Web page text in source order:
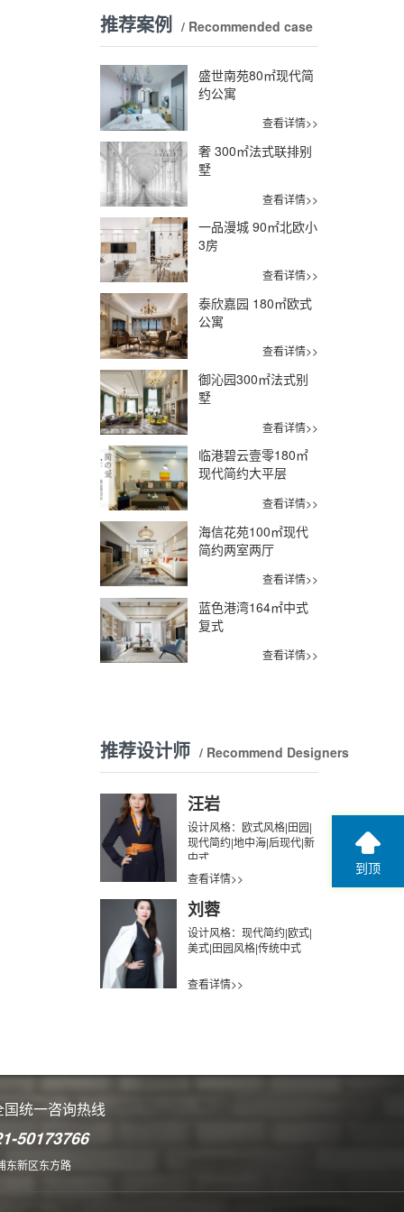
推荐案例 / Recommended case
盛世南苑80㎡现代简
约公寓
查看详情>>
奢 300㎡法式联排别
墅
查看详情>>
一品漫城 90㎡北欧小
3房
查看详情>>
泰欣嘉园 180㎡欧式
公寓
查看详情>>
御沁园300㎡法式别
墅
查看详情>>
临港碧云壹零180㎡
现代简约大平层
查看详情>>
海信花苑100㎡现代
简约两室两厅
查看详情>>
蓝色港湾164㎡中式
复式
查看详情>>
推荐设计师 / Recommend Designers
汪岩
设计风格：欧式风格|田园|
现代简约|地中海|后现代|新
中式
查看详情>>
刘蓉
设计风格：现代简约|欧式|
美式|田园风格|传统中式
查看详情>>
国统一咨询热线
50173766
东新区东方路
到顶